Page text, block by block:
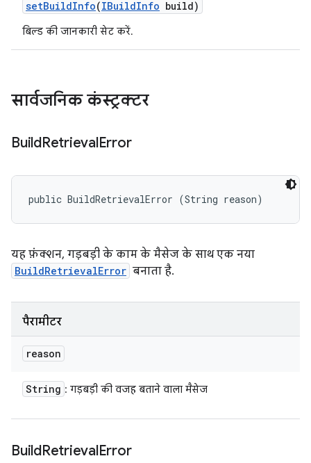
setBuildInfo(IBuildInfo build)
बिल्ड की जानकारी सेट करें.
सार्वजनिक कंस्ट्रक्टर
BuildRetrievalError
public BuildRetrievalError (String reason)
यह फ़ंक्शन, गड़बड़ी के काम के मैसेज के साथ एक नया
BuildRetrievalError बनाता है.
पैरामीटर
reason
String : गड़बड़ी की वजह बताने वाला मैसेज
BuildRetrievalError